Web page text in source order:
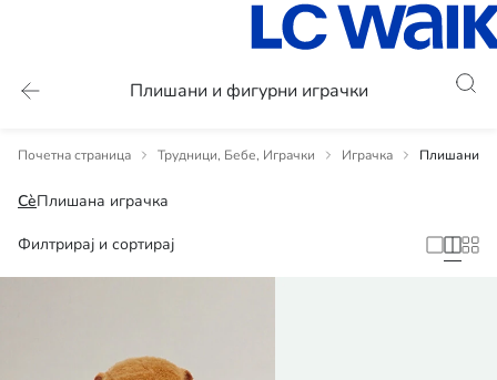
Плишани и фигурни играчки
Почетна страница Трудници, Бебе, Играчки Играчка Плишани и
СèПлишана играчка
Филтрирај и сортирај